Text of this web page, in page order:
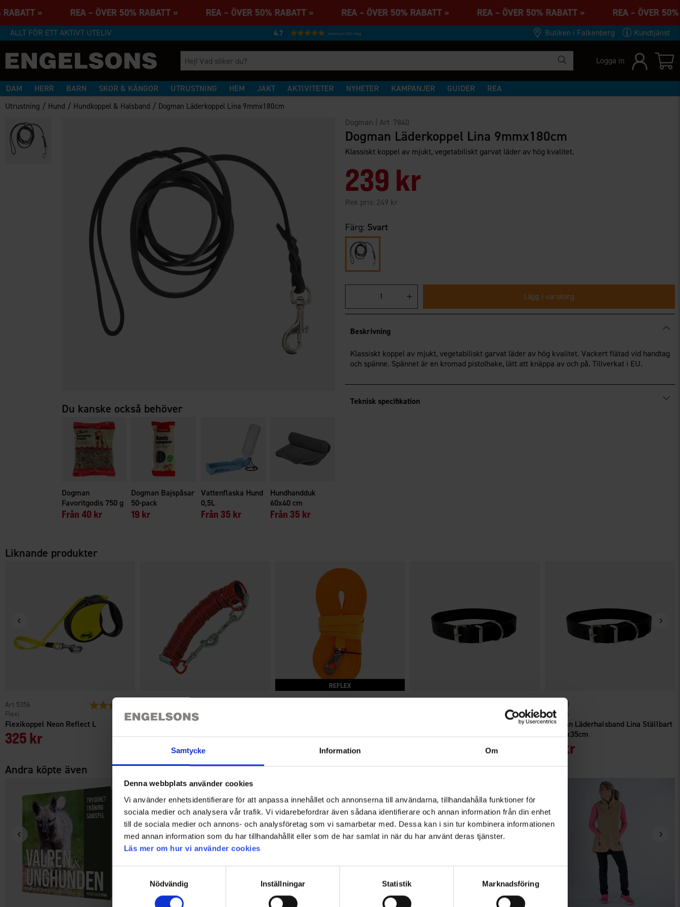
Samtycke Information Om
Denna webbplats använder cookies
Vi använder enhetsidentifierare för att anpassa innehållet och annonserna till användarna, tillhandahålla funktioner för
sociala medier och analysera vår trafik. Vi vidarebefordrar även sådana identifierare och annan information från din enhet
till de sociala medier och annons- och analysföretag som vi samarbetar med. Dessa kan i sin tur kombinera informationen
med annan information som du har tillhandahållit eller som de har samlat in när du har använt deras tjänster.
Läs mer om hur vi använder cookies
Nödvändig
Inställningar Statistik Marknadsföring
RABATT » REA – ÖVER 50% RABATT » REA – ÖVER 50% RABATT » REA – ÖVER 50% RABATT » REA – ÖVER 50% RABATT » REA –
ALLT FÖR ETT AKTIVT UTELIV 4.7 Baserat på 27231 betyg Butiken i Falkenberg Kundtjänst
Logga in
DAM HERR BARN SKOR & KÄNGOR UTRUSTNING HEM JAKT AKTIVITETER NYHETER KAMPANJER GUIDER REA
Utrustning / Hund / Hundkoppel & Halsband / Dogman Läderkoppel Lina 9mmx180cm
Du kanske också behöver
Dogman
Favoritgodis 750 g
Från 40 kr
Dogman Bajspåsar
50-pack
19 kr
Vattenflaska Hund
0,5L
Från 35 kr
Hundhandduk
60x40 cm
Från35 kr
Dogman | Art 7840
Dogman Läderkoppel Lina 9mmx180cm
Klassiskt koppel av mjukt, vegetabiliskt garvat läder av hög kvalitet.
239 kr
Rek pris: 249 kr
Färg: Svart
Lägg i varukorg
Beskrivning
Klassiskt koppel av mjukt, vegetabiliskt garvat läder av hög kvalitet. Vackert flätad vid handtag
och spänne. Spännet är en kromad pistolhake, lätt att knäppa av och på. Tillverkat i EU.
Teknisk specifikation
Liknande produkter
Flexikoppel Neon Reflect L
Flexi
5356
325 kr
Betyg:
Dogman Löplina Spiral 6 m
Dogman
269 kr 249 kr
Dogman Läderhalsband Lina Ställbart
16mmx40cm
Dogman Läderhalsband Lina Ställbart
14mmx35cm
Dogman
7851
79 kr
Andra köpte även